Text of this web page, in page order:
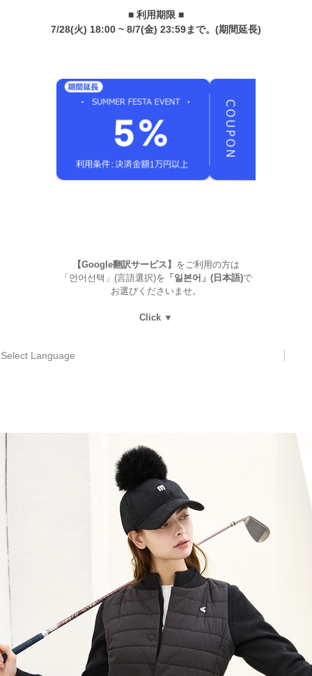
■ 利用期限 ■
7/28(火) 18:00 ~ 8/7(金) 23:59まで。(期間延長)
【Google翻訳サービス】 をご利用の方は
「언어선택」(言語選択)を 「일본어」(日本語)で
お選びくださいませ。
Click ▼
Select Language